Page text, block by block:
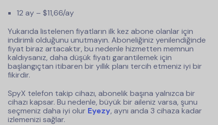
12 ay – $11,66/ay
Yukarıda listelenen fiyatların ilk kez abone olanlar için
indirimli olduğunu unutmayın. Aboneliğiniz yenilendiğinde
fiyat biraz artacaktır, bu nedenle hizmetten memnun
kaldıysanız, daha düşük fiyatı garantilemek için
başlangıçtan itibaren bir yıllık planı tercih etmeniz iyi bir
fikirdir.
SpyX telefon takip cihazı, abonelik başına yalnızca bir
cihazı kapsar. Bu nedenle, büyük bir aileniz varsa, şunu
seçmeniz daha iyi olur Eyezy, aynı anda 3 cihaza kadar
izlemenizi sağlar.